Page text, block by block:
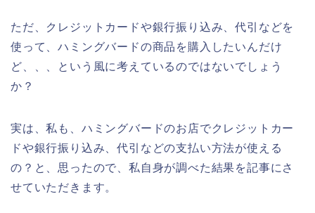
ただ、クレジットカードや銀行振り込み、代引などを
使って、ハミングバードの商品を購入したいんだけ
ど、、、という風に考えているのではないでしょう
か？
実は、私も、ハミングバードのお店でクレジットカー
ドや銀行振り込み、代引などの支払い方法が使える
の？と、思ったので、私自身が調べた結果を記事にさ
せていただきます。